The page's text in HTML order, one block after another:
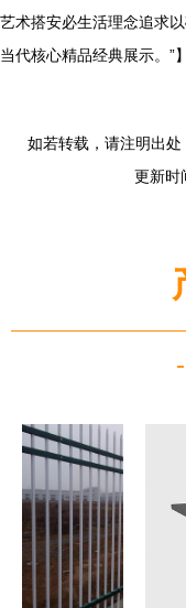
艺术搭安必生活理念追求
当代核心精品经典展示。”】
如若转载，请注明出
更新时